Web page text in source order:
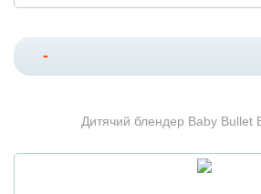
-
Дитячий блендер Baby Bullet